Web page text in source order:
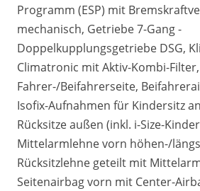
Programm (ESP) mit
mechanisch, Getriebe 7-Gang -
Doppelkupplungsgetriebe DSG,
Climatronic mit Aktiv-Kombi-
Fahrer-/Beifahrerseite,
Isofix-Aufnahmen für Kindersitz
Rücksitze außen (inkl. i-Size-
Mittelarmlehne vorn höhen-/
Rücksitzlehne geteilt mit
Seitenairbag vorn mit Center-